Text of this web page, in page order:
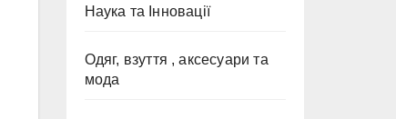
Наука та Інновації
Одяг, взуття , аксесуари та
мода